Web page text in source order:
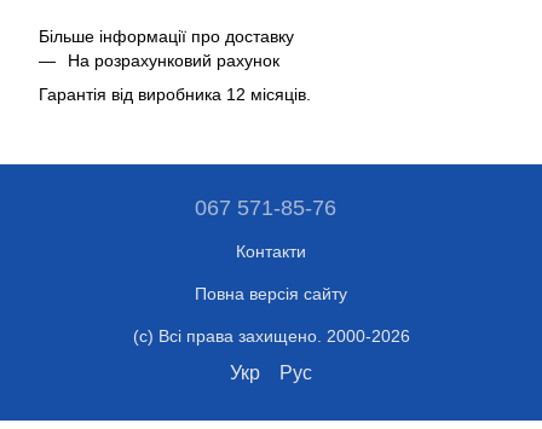
Більше інформації про доставку
На розрахунковий рахунок
Гарантія від виробника 12 місяців.
067 571-85-76
Контакти
Повна версія сайту
(c) Всі права захищено. 2000-2026
Укр Рус